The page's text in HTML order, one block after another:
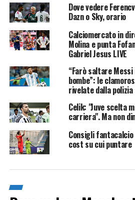
Dove vedere
Dazn o Sky, orario
Calciomercato in
Molina e punta
Gabriel Jesus LIVE
“Farò saltare
bombe”: le
rivelate dalla
Celik: "Juve scelta
carriera". Ma non
Consigli
cost su cui puntare